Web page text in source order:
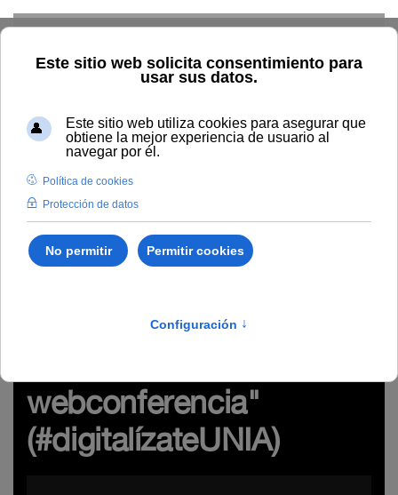
Inicio Estudiar Oferta académica
Tipo/Formato
Vídeo/ Grabación videoconferencia
https://youtu.be/TweZacUoGto
Píldora audiovisual
webconferencia"
(#digitalízateUNIA)